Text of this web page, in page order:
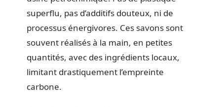
superflu, pas d’additifs douteux, ni de
processus énergivores. Ces savons sont
souvent réalisés à la main, en petites
quantités, avec des ingrédients locaux,
limitant drastiquement l’empreinte
carbone.